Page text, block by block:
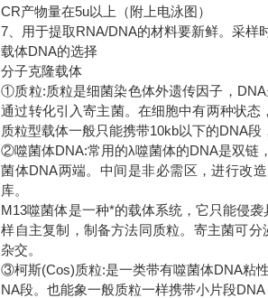
CR产物量在5u以上（附上电泳图）
7、用于提取RNA/DNA的材料要新鲜。采样
载体DNA的选择
分子克隆载体
①质粒:质粒是细菌染色体外遗传因子，
通过转化引入寄主菌。在细胞中有两种状态
质粒型载体一般只能携带10kb以下的DNA
②噬菌体DNA:常用的λ噬菌体的DNA是双链
菌体DNA两端。中间是非必需区，进行改
库。
M13噬菌体是一种*的载体系统，它只能侵
样自主复制，制备方法同质粒。寄主菌可
杂交。
③柯斯(Cos)质粒:是一类带有噬菌体DNA粘
NA段。也能象一般质粒一样携带小片段